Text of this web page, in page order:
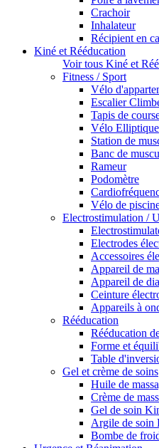
Crachoir
Inhalateur
Récipient en
Kiné et Rééducation
Voir tous Kiné et
Fitness / Sport
Vélo
Escalier
Tapis de
Vélo Elliptique
Station de
Banc de
Rameur
Podomètre
Vélo de
Electrostimulation /
Electrodes
Accessoires
Appareil de
Appareil de
Ceinture
Appareils à
Rééducation
Rééducation
Forme et
Table
Gel et crème de soins
Huile de
Crème de
Gel de soin
Argile de soin
Bombe de